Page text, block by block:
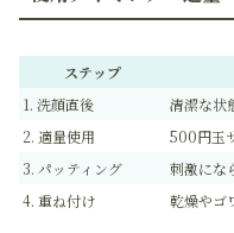
ステップ
1. 洗顔直後
清潔な状
2. 適量使用
500円玉
3. パッティング
刺激にな
4. 重ね付け
乾燥やゴ